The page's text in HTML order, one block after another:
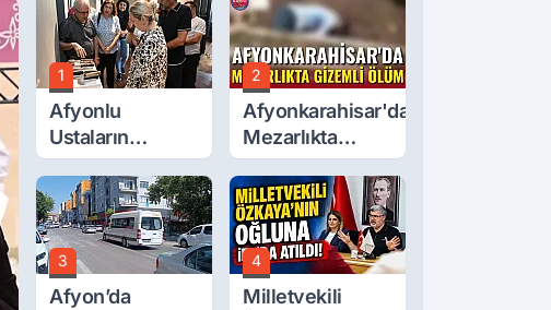
1
Afyonlu
Ustaların
Eserleri
Görücüye Çıktı
2
Afyonkarahisar'da
Mezarlıkta
Gizemli Ölüm
3
Afyon’da
4
Milletvekili